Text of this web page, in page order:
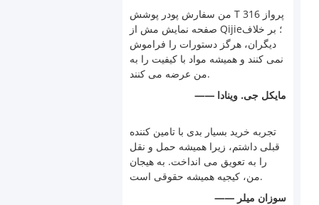
من سفارش پودر پوشش T 316 پرواز
صفحه نمایش مش از Qijie؛ بر خلاف
دیگران، هرگز دستورات را فراموش
نمی کنند و همیشه مواد با کیفیت را به
من عرضه می کنند.
—— مایکل جی. وینادا
تجربه خرید بسیار بدی با تامین کننده
قبلی داشتم، زیرا همیشه حمل و نقل
را به تعویق می انداخت. به هیجان
من، کیجیه همیشه حقوقی است.
—— سوزان میلر